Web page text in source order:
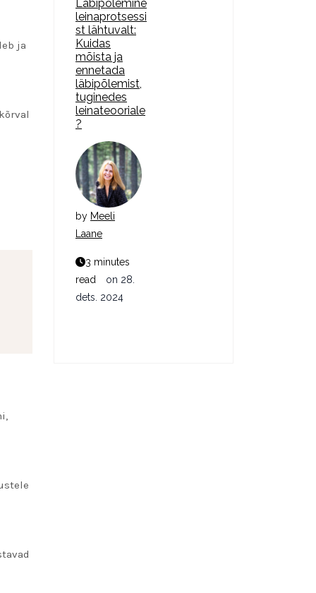
ja
Läbipõlemine
leinaprotsessi
st lähtuvalt:
Kuidas
mõista ja
ennetada
läbipõlemist,
tuginedes
leinateooriale
?
by Meeli
Laane
3 minutes
read
on 28.
dets. 2024